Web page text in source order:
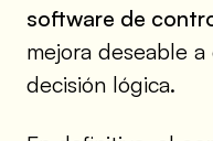
software de
mejora deseable
decisión lógica.